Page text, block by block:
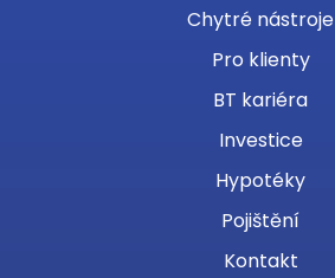
Chytré nástroje
Pro klienty
BT kariéra
Investice
Hypotéky
Pojištění
Kontakt